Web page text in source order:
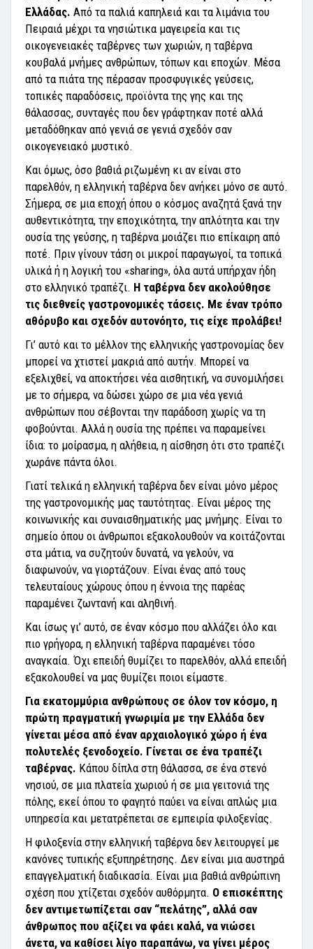
Ελλάδας. Από τα παλιά καπηλειά και τα λιμάνια του
Πειραιά μέχρι τα νησιώτικα μαγειρεία και τις
οικογενειακές ταβέρνες των χωριών, η ταβέρνα
κουβαλά μνήμες ανθρώπων, τόπων και εποχών. Μέσα
από τα πιάτα της πέρασαν προσφυγικές γεύσεις,
τοπικές παραδόσεις, προϊόντα της γης και της
θάλασσας, συνταγές που δεν γράφτηκαν ποτέ αλλά
μεταδόθηκαν από γενιά σε γενιά σχεδόν σαν
οικογενειακό μυστικό.
Και όμως, όσο βαθιά ριζωμένη κι αν είναι στο
παρελθόν, η ελληνική ταβέρνα δεν ανήκει μόνο σε αυτό.
Σήμερα, σε μια εποχή όπου ο κόσμος αναζητά ξανά την
αυθεντικότητα, την εποχικότητα, την απλότητα και την
ουσία της γεύσης, η ταβέρνα μοιάζει πιο επίκαιρη από
ποτέ. Πριν γίνουν τάση οι μικροί παραγωγοί, τα τοπικά
υλικά ή η λογική του «sharing», όλα αυτά υπήρχαν ήδη
στο ελληνικό τραπέζι. Η ταβέρνα δεν ακολούθησε
τις διεθνείς γαστρονομικές τάσεις. Με έναν τρόπο
αθόρυβο και σχεδόν αυτονόητο, τις είχε προλάβει!
Γι’ αυτό και το μέλλον της ελληνικής γαστρονομίας δεν
μπορεί να χτιστεί μακριά από αυτήν. Μπορεί να
εξελιχθεί, να αποκτήσει νέα αισθητική, να συνομιλήσει
με το σήμερα, να δώσει χώρο σε μια νέα γενιά
ανθρώπων που σέβονται την παράδοση χωρίς να τη
φοβούνται. Αλλά η ουσία της πρέπει να παραμείνει
ίδια: το μοίρασμα, η αλήθεια, η αίσθηση ότι στο τραπέζι
χωράνε πάντα όλοι.
Γιατί τελικά η ελληνική ταβέρνα δεν είναι μόνο μέρος
της γαστρονομικής μας ταυτότητας. Είναι μέρος της
κοινωνικής και συναισθηματικής μας μνήμης. Είναι το
σημείο όπου οι άνθρωποι εξακολουθούν να κοιτάζονται
στα μάτια, να συζητούν δυνατά, να γελούν, να
διαφωνούν, να γιορτάζουν. Είναι ένας από τους
τελευταίους χώρους όπου η έννοια της παρέας
παραμένει ζωντανή και αληθινή.
Και ίσως γι’ αυτό, σε έναν κόσμο που αλλάζει όλο και
πιο γρήγορα, η ελληνική ταβέρνα παραμένει τόσο
αναγκαία. Όχι επειδή θυμίζει το παρελθόν, αλλά επειδή
εξακολουθεί να μας θυμίζει ποιοι είμαστε.
Για εκατομμύρια ανθρώπους σε όλον τον κόσμο, η
πρώτη πραγματική γνωριμία με την Ελλάδα δεν
γίνεται μέσα από έναν αρχαιολογικό χώρο ή ένα
πολυτελές ξενοδοχείο. Γίνεται σε ένα τραπέζι
ταβέρνας. Κάπου δίπλα στη θάλασσα, σε ένα στενό
νησιού, σε μια πλατεία χωριού ή σε μια γειτονιά της
πόλης, εκεί όπου το φαγητό παύει να είναι απλώς μια
υπηρεσία και μετατρέπεται σε εμπειρία φιλοξενίας.
Η φιλοξενία στην ελληνική ταβέρνα δεν λειτουργεί με
κανόνες τυπικής εξυπηρέτησης. Δεν είναι μια αυστηρά
επαγγελματική διαδικασία. Είναι μια βαθιά ανθρώπινη
σχέση που χτίζεται σχεδόν αυθόρμητα. Ο επισκέπτης
δεν αντιμετωπίζεται σαν “πελάτης”, αλλά σαν
άνθρωπος που αξίζει να φάει καλά, να νιώσει
άνετα, να καθίσει λίγο παραπάνω, να γίνει μέρος